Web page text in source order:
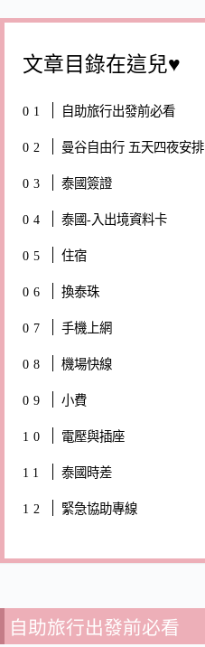
文章目錄在這兒♥
自助旅行出發前必看
曼谷自由行 五天四夜安排
泰國簽證
泰國-入出境資料卡
住宿
換泰珠
手機上網
機場快線
小費
電壓與插座
泰國時差
緊急協助專線
自助旅行出發前必看